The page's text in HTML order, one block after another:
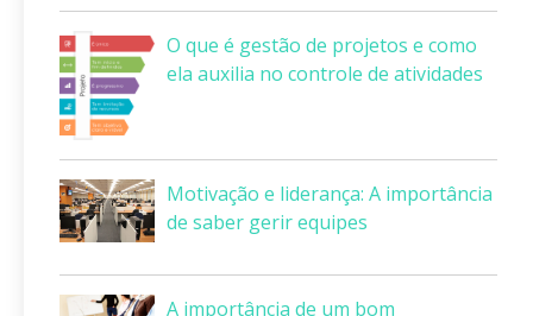
O que é gestão de projetos e como
ela auxilia no controle de atividades
Motivação e liderança: A importância
de saber gerir equipes
A importância de um bom